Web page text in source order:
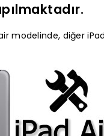
air modelinde, diğer